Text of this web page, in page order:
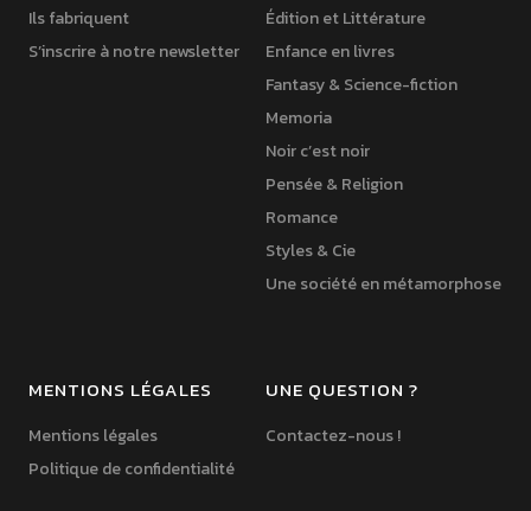
Ils fabriquent
S’inscrire à notre newsletter
Édition et Littérature
Enfance en livres
Fantasy & Science-fiction
Memoria
Noir c’est noir
Pensée & Religion
Romance
Styles & Cie
Une société en métamorphose
MENTIONS LÉGALES
Mentions légales
Politique de confidentialité
UNE QUESTION ?
Contactez-nous !